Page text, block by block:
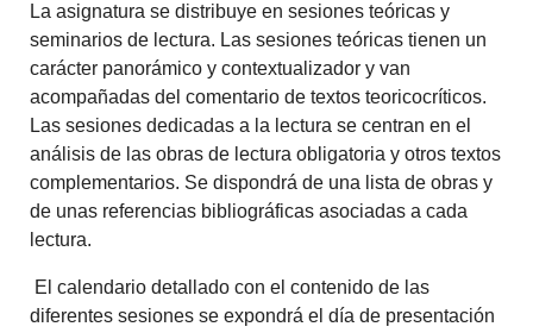
La asignatura se distribuye en sesiones teóricas y
seminarios de lectura. Las sesiones teóricas tienen un
carácter panorámico y contextualizador y van
acompañadas del comentario de textos teoricocríticos.
Las sesiones dedicadas a la lectura se centran en el
análisis de las obras de lectura obligatoria y otros textos
complementarios. Se dispondrá de una lista de obras y
de unas referencias bibliográficas asociadas a cada
lectura.
El calendario detallado con el contenido de las
diferentes sesiones se expondrá el día de presentación